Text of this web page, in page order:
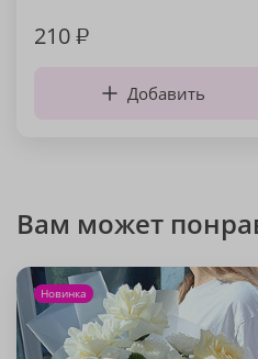
210₽
Добавить
Вам может
Новинка